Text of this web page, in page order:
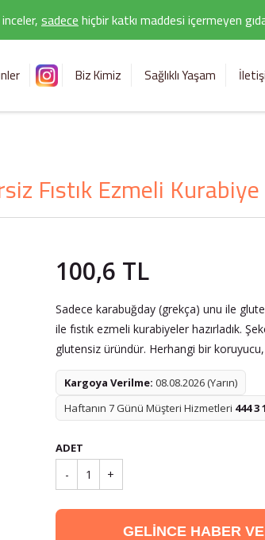
sadecehiçbir katkı maddesi içermeyen
Biz Kimiz Sağlıklı Yaşam
Fıstık Ezmeli
100,6 TL
Sadece karabuğday (grekça) unu ile
ile fıstık ezmeli kurabiyeler hazırladık.
glutensiz üründür. Herhangi bir koruyucu,
Kargoya Verilme: 08.08.2026 (Yarın)
Haftanın 7 Günü Müşteri Hizmetleri 444 3
ADET
- 1 +
GELİNCE HABER